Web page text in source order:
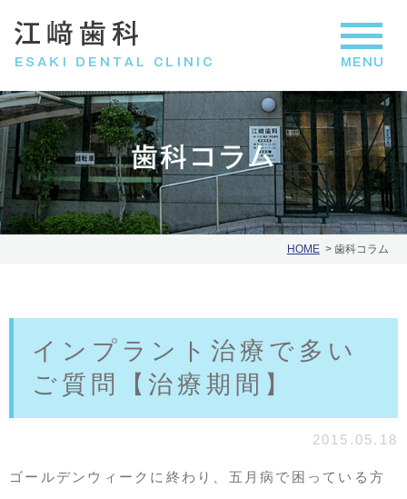
歯科コラム
HOME 歯科コラム
インプラント治療で多い
ご質問【治療期間】
2015.05.18
ゴールデンウィークに終わり、五月病で困っている方